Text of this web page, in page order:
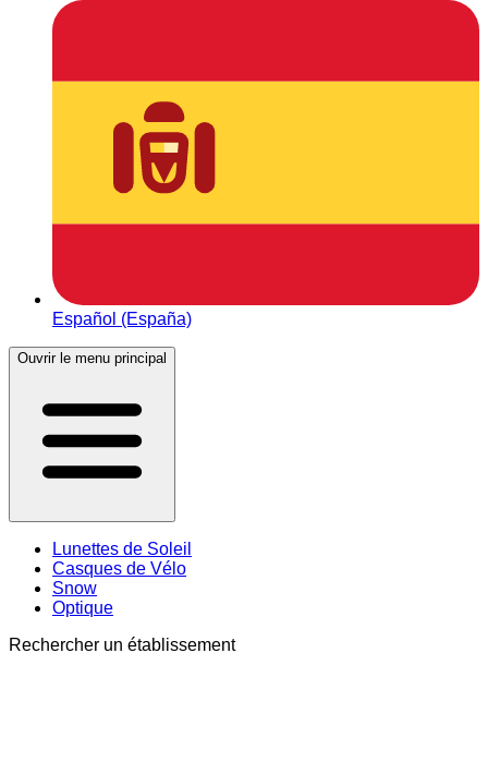
Español (España)
Ouvrir le menu principal
Lunettes de Soleil
Casques de Vélo
Snow
Optique
Rechercher un établissement